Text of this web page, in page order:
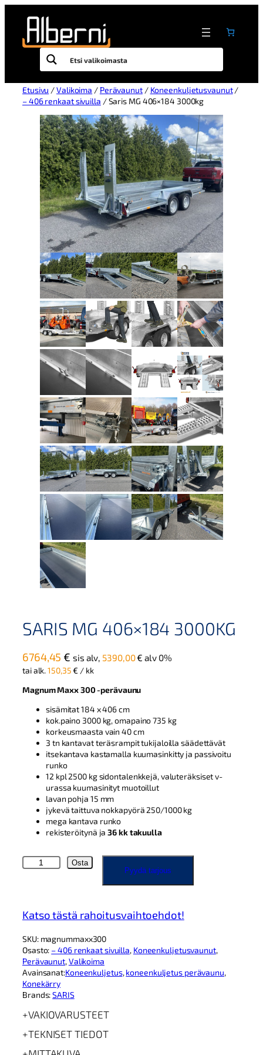
Etusivu /Valikoima / Perävaunut/ Koneenkuljetusvaunut/
– 406 renkaat sivuilla / Saris MG 406×184 3000kg
SARIS MG 406×184 3000KG
6764,45 € sis alv, 5390,00€ alv 0%
tai alk.150,35€ / kk
Magnum Maxx 300 -perävaunu
sisämitat 184 x 406 cm
kok.paino 3000 kg, omapaino 735 kg
korkeusmaasta vain 40 cm
3 tn kantavat teräsrampit tukijaloilla säädettävät
itsekantava kastamalla kuumasinkitty ja passivoitu
runko
12 kpl 2500 kg sidontalenkkejä, valuteräksiset v-
urassa kuumasinityt muotoillut
lavan pohja 15 mm
jykevä taittuva nokkapyörä 250/1000 kg
mega kantava runko
rekisteröitynä ja36 kk takuulla
S
a
M
4
0
6
×
1
8
3
0
0
Osta
Pyydä tarjous
Katso tästä rahoitusvaihtoehdot!
SKU: magnummaxx300
Osasto: – 406 renkaat sivuilla, Koneenkuljetusvaunut,
Perävaunut, Valikoima
Avainsanat:Koneenkuljetus, koneenkuljetus perävaunu ,
Konekärry
Brands:SARIS
VAKIOVARUSTEET
TEKNISET TIEDOT